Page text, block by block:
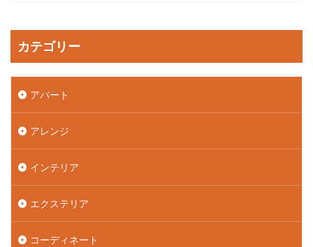
カテゴリー
アパート
アレンジ
インテリア
エクステリア
コーディネート